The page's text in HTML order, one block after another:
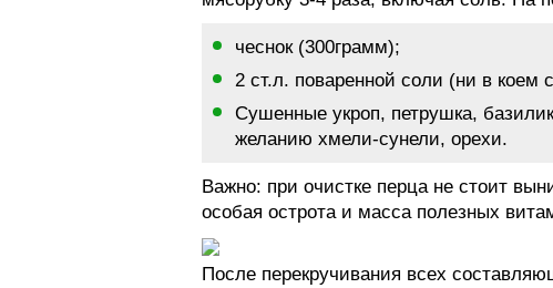
чеснок (300грамм);
2 ст.л. поваренной соли (ни в коем
Сушенные укроп, петрушка,
желанию хмели-сунели, орехи.
Важно: при очистке перца не стоит
особая острота и масса полезных
После перекручивания всех